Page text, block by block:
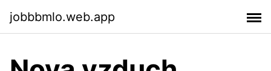
jobbbmlo.web.app